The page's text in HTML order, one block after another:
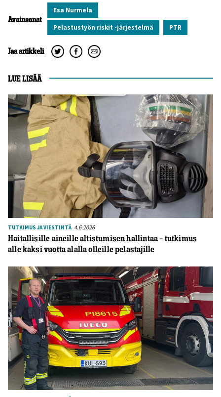
Avainsanat
Esa Nurmela
Pelastustyön riskit -järjestelmä PTR
Jaa artikkeli
LUE LISÄÄ
TUTKIMUS JA VIESTINTÄ 4.6.2026
Haitallisille aineille altistumisen hallintaa – tutkimus
alle kaksi vuotta alalla olleille pelastajille